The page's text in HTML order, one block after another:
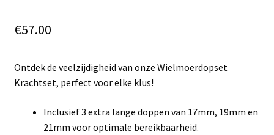
€57.00
Ontdek de veelzijdigheid van onze Wielmoerdopset
Krachtset, perfect voor elke klus!
Inclusief 3 extra lange doppen van 17mm, 19mm en
21mm voor optimale bereikbaarheid.